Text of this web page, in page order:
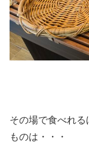
その場で食べれ
ものは・・・